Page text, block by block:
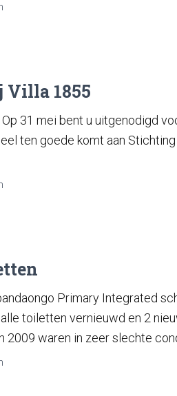
1855
31 mei bent u uitgenodigd
ten goede komt aan
Primary Integrated
toiletten vernieuwd en 2
2009 waren in zeer slechte